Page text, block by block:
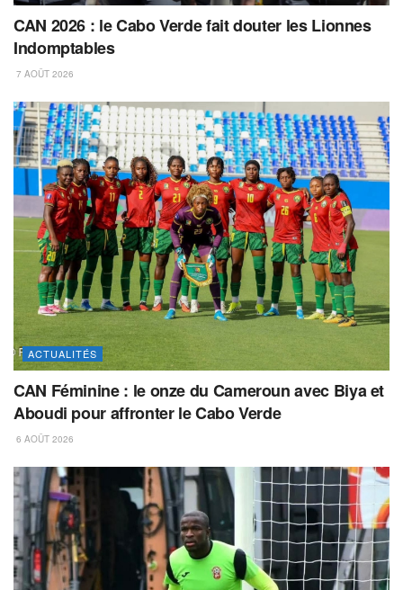
CAN 2026 : le Cabo Verde fait douter les Lionnes
Indomptables
7 AOÛT 2026
ACTUALITÉS
CAN Féminine : le onze du Cameroun avec Biya et
Aboudi pour affronter le Cabo Verde
6 AOÛT 2026